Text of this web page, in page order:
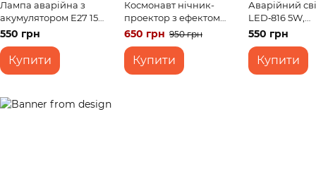
Лампа аварійна з
акумулятором E27 15W
(LED-814) 220V
550 грн
Купити
Космонавт нічник-
проектор з ефектом
зоряного неба білий
колір з USB
650 грн 950 грн
Купити
Аварійний
LED‑816 5W,
димований, з
Type‑C, від
550 грн
Купити